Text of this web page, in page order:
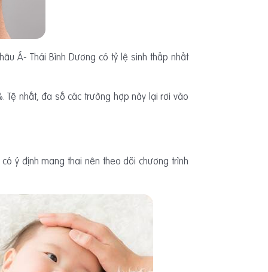
Á- Thái Bình Dương có tỷ lệ sinh thấp nhất
Tệ nhất, đa số các trường hợp này lại rơi vào
ý định mang thai nên theo dõi chương trình